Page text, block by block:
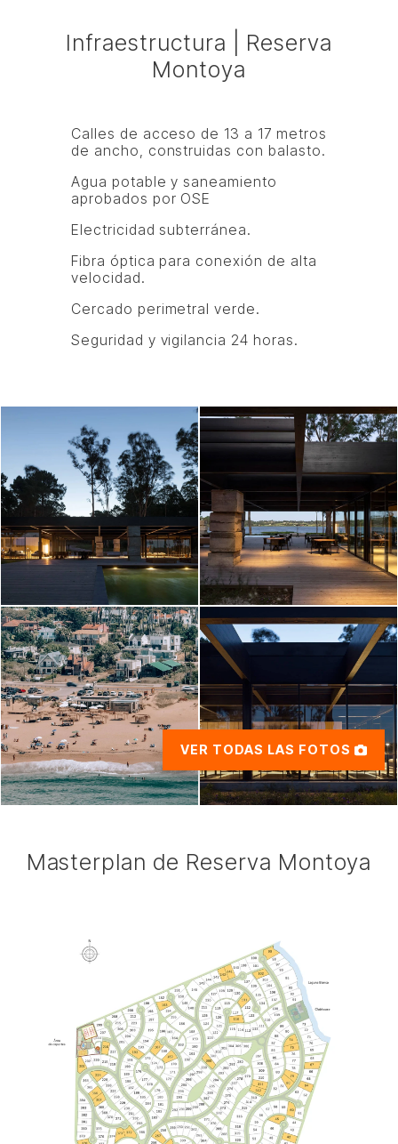
Infraestructura | Reserva
Montoya
Calles de acceso de 13 a 17 metros
de ancho, construidas con balasto.
Agua potable y saneamiento
aprobados por OSE
Electricidad subterránea.
Fibra óptica para conexión de alta
velocidad.
Cercado perimetral verde.
Seguridad y vigilancia 24 horas.
VER TODAS LAS FOTOS
Masterplan de Reserva Montoya